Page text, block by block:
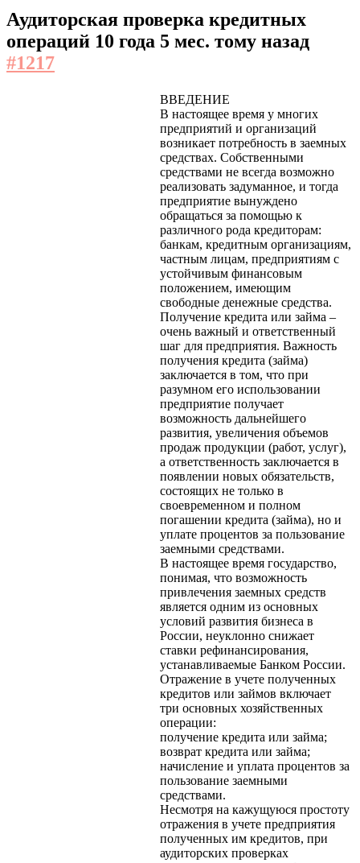
Аудиторская проверка кредитных
операций 10 года 5 мес. тому назад
#1217
ВВЕДЕНИЕ
В настоящее время у многих
предприятий и организаций
возникает потребность в заемных
средствах. Собственными
средствами не всегда возможно
реализовать задуманное, и тогда
предприятие вынуждено
обращаться за помощью к
различного рода кредиторам:
банкам, кредитным организациям,
частным лицам, предприятиям с
устойчивым финансовым
положением, имеющим
свободные денежные средства.
Получение кредита или займа –
очень важный и ответственный
шаг для предприятия. Важность
получения кредита (займа)
заключается в том, что при
разумном его использовании
предприятие получает
возможность дальнейшего
развития, увеличения объемов
продаж продукции (работ, услуг),
а ответственность заключается в
появлении новых обязательств,
состоящих не только в
своевременном и полном
погашении кредита (займа), но и
уплате процентов за пользование
заемными средствами.
В настоящее время государство,
понимая, что возможность
привлечения заемных средств
является одним из основных
условий развития бизнеса в
России, неуклонно снижает
ставки рефинансирования,
устанавливаемые Банком России.
Отражение в учете полученных
кредитов или займов включает
три основных хозяйственных
операции:
получение кредита или займа;
возврат кредита или займа;
начисление и уплата процентов за
пользование заемными
средствами.
Несмотря на кажущуюся простоту
отражения в учете предприятия
полученных им кредитов, при
аудиторских проверках